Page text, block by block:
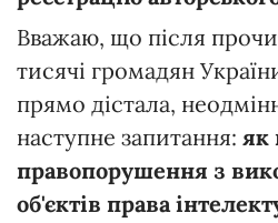
Вважаю, що після
тисячі громадян
прямо дістала,
наступне запитання: як
правопорушення з
об'єктів права